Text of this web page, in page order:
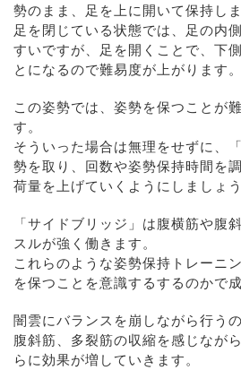
勢のまま、足を上に開いて保持しま
足を閉じている状態では、足の内
すいですが、足を開くことで、下
とになるので難易度が上がります。
この姿勢では、姿勢を保つことが
す。
そういった場合は無理をせずに、
勢を取り、回数や姿勢保持時間を
荷量を上げていくようにしましょう
「サイドブリッジ」は腹横筋や腹
スルが強く働きます。
これらのような姿勢保持トレーニ
を保つことを意識するするのかで
闇雲にバランスを崩しながら行う
腹斜筋、多裂筋の収縮を感じなが
らに効果が増していきます。